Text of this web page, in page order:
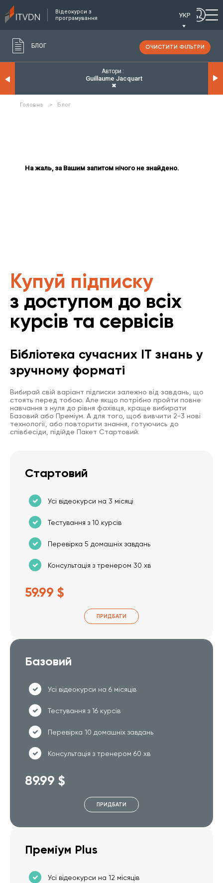
Відеокурси з
програмування
УКР
БЛОГ ОЧИСТИТИ ФІЛЬТРИ
Автори
Guillaume Jacquart
✖
Головна > Блог
На жаль, за Вашим запитом нічого не знайдено.
Купуй підписку
з доступом до всіх
курсів та сервісів
Бібліотека сучасних IT знань у
зручному форматі
Вибирай свій варіант підписки залежно від завдань, що
стоять перед тобою. Але якщо потрібно пройти повне
навчання з нуля до рівня фахівця, краще вибирати
Базовий або Преміум. А для того, щоб вивчити 2-3 нові
технології, або повторити знання, готуючись до
співбесіди, підійде Пакет Стартовий.
Стартовий
Усі відеокурси на 3 місяці
Тестування з 10 курсів
Перевірка 5 домашніх завдань
Консультація з тренером 30 хв
59.99 $
ПРИДБАТИ
Базовий
Усі відеокурси на 6 місяців
Тестування з 16 курсів
Перевірка 10 домашніх завдань
Консультація з тренером 60 хв
89.99 $
ПРИДБАТИ
Преміум Plus
Усі відеокурси на 12 місяців